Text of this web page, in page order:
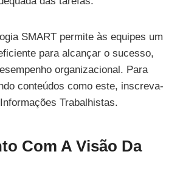
SMART permite às equipes um
para alcançar o sucesso,
organizacional. Para
conteúdos como este, inscreva-
Trabalhistas.
Com A Visão Da